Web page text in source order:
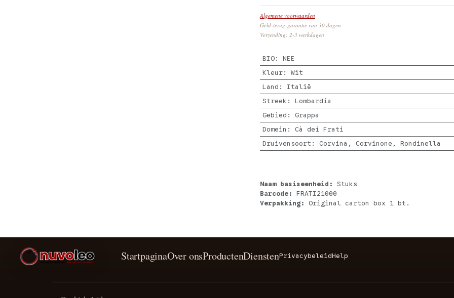
Algemene voorwaarden
Geld-terug-garantie van 30 dagen
Verzending: 2-3 werkdagen
BIO: NEE
Kleur: Wit
Land : Italië
Streek : Lombardia
Gebied : Grappa
Domein : Cà dei Frati
Druivensoort : Corvina, Corvinone, Rondinella
Naam basiseenheid: Stuks
Barcode: FRATI21000
Verpakking: Original carton box 1 bt.
StartpaginaOver onsProductenDienstenPrivacybeleidHelp